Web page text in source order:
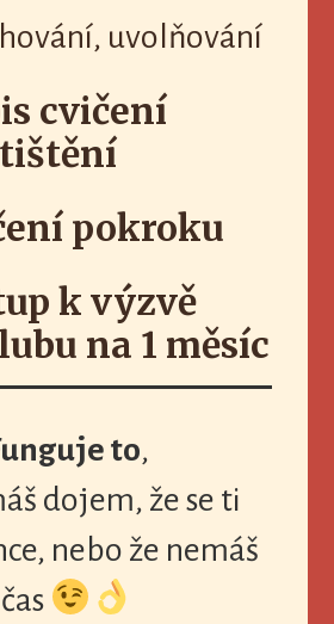
uvolňování
cvičení
pokroku
k výzvě
na 1 měsíc
to,
dojem, že se ti
nebo že nemáš
čas